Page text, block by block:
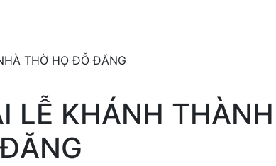
THỜ HỌ ĐỖ ĐĂNG
LỄ KHÁNH THÀNH